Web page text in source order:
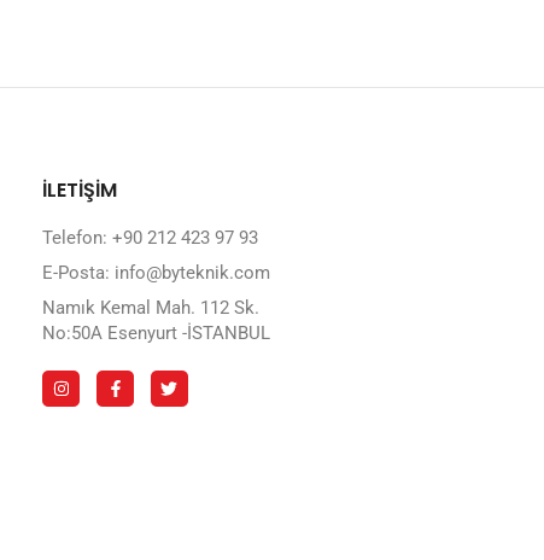
İLETİŞİM
Telefon: +90 212 423 97 93
E-Posta: info@byteknik.com
Namık Kemal Mah. 112 Sk.
No:50A Esenyurt -İSTANBUL